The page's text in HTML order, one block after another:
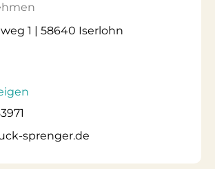
1 | 58640 Iserlohn
sprenger.de